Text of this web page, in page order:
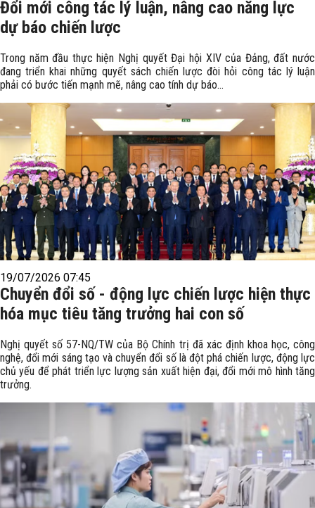
Đổi mới công tác lý luận, nâng cao năng lực
dự báo chiến lược
Trong năm đầu thực hiện Nghị quyết Đại hội XIV của Đảng, đất nước
đang triển khai những quyết sách chiến lược đòi hỏi công tác lý luận
phải có bước tiến mạnh mẽ, nâng cao tính dự báo...
19/07/2026 07:45
Chuyển đổi số - động lực chiến lược hiện thực
hóa mục tiêu tăng trưởng hai con số
Nghị quyết số 57-NQ/TW của Bộ Chính trị đã xác định khoa học, công
nghệ, đổi mới sáng tạo và chuyển đổi số là đột phá chiến lược, động lực
chủ yếu để phát triển lực lượng sản xuất hiện đại, đổi mới mô hình tăng
trưởng.